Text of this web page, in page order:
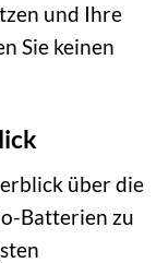
und Ihre
Sie keinen
über die
Batterien zu